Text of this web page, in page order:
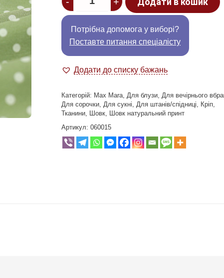
Потрібна допомога у виборі?
Поставте питання спеціалісту
Додати до списку бажань
Категорій: Max Mara, Для блузи, Для вечірнього
Для сорочки, Для сукні, Для штанів/спідниці, Кріп,
Тканини, Шовк, Шовк натуральний принт
Артикул: 060015